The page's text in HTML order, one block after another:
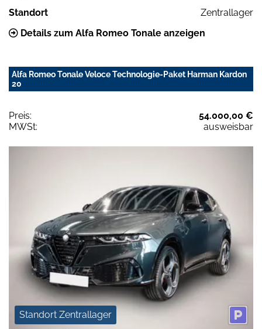
Standort
Zentrallager
Details zum Alfa Romeo Tonale anzeigen
Alfa Romeo Tonale Veloce Technologie-Paket Harman Kardon
20
Preis:
54.000,00 €
MWSt:
ausweisbar
Standort Zentrallager